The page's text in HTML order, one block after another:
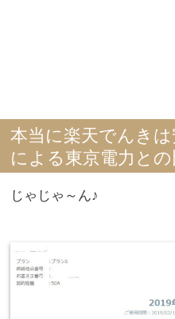
本当に楽天でんき
による東京電力との
じゃじゃ～ん♪